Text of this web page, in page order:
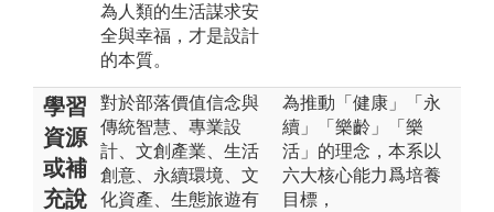
為人類的生活謀求安
全與幸福，才是設計
的本質。
學習
資源
或補
充說
對於部落價值信念與
傳統智慧、專業設
計、文創產業、生活
創意、永續環境、文
化資產、生態旅遊有
為推動「健康」「永
續」「樂齡」「樂
活」的理念，本系以
六大核心能力爲培養
目標，